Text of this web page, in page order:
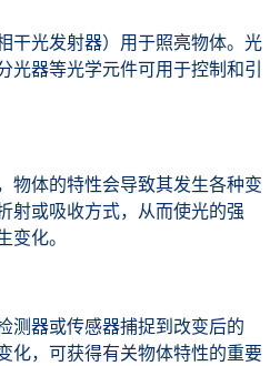
干光发射器）用于照亮物体。光
光器等光学元件可用于控制和引
物体的特性会导致其发生各种变
射或吸收方式，从而使光的强
变化。
测器或传感器捕捉到改变后的
化，可获得有关物体特性的重要